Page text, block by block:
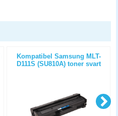
Kompatibel Samsung MLT-
D111S (SU810A) toner svart